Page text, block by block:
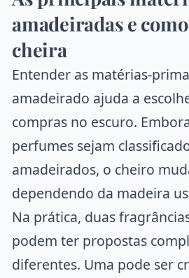
amadeiradas e
cheira
Entender as matérias-
amadeirado ajuda a
compras no escuro.
perfumes sejam
amadeirados, o cheiro
dependendo da madeira
Na prática, duas
podem ter propostas
diferentes. Uma pode ser